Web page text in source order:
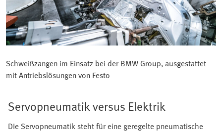
Schweißzangen im Einsatz bei der BMW Group, ausgestattet
mit Antriebslösungen von Festo
Servopneumatik versus Elektrik
DIe Servopneumatik steht für eine geregelte pneumatische